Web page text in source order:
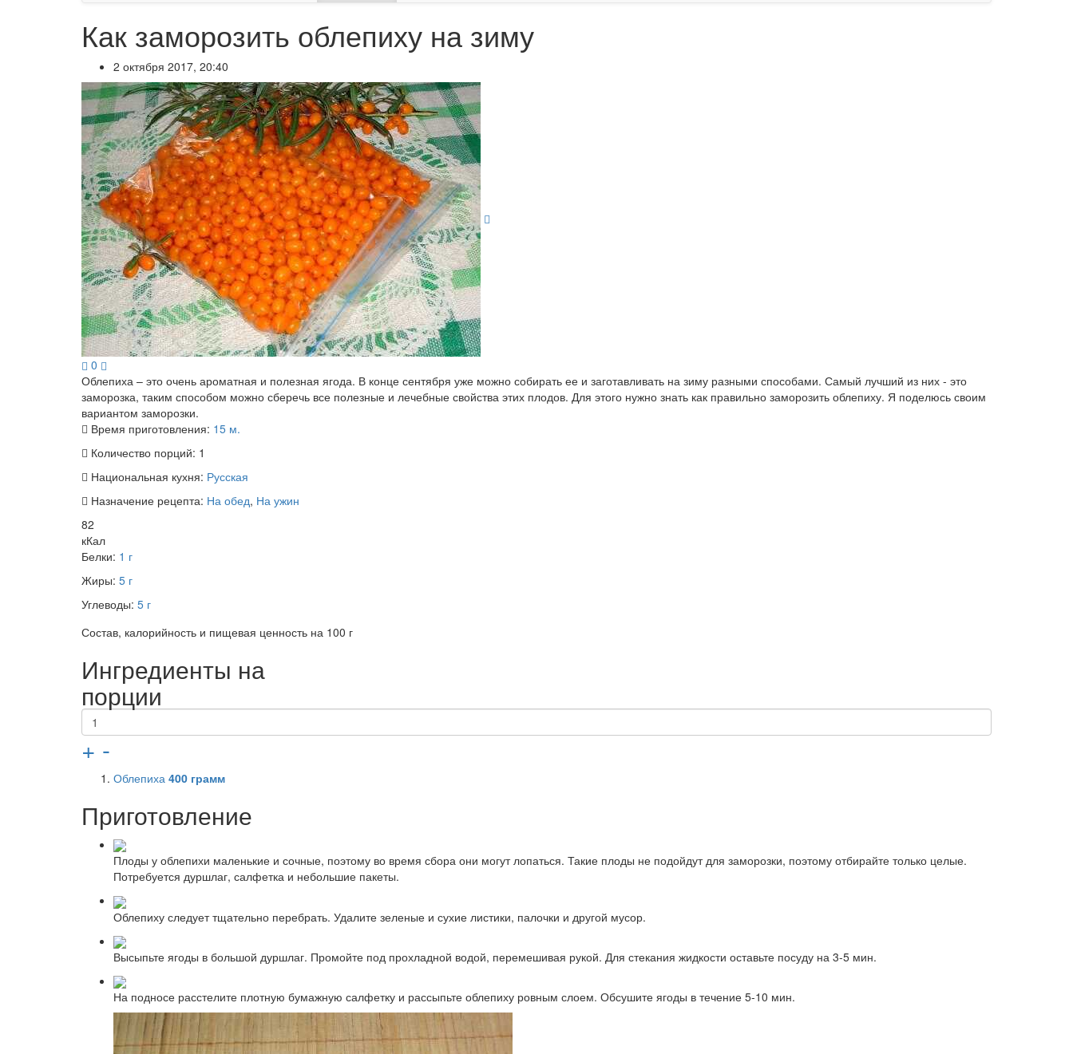
Как заморозить облепиху на зиму
2 октября 2017, 20:40
0
Облепиха – это очень ароматная и полезная ягода. В конце сентября уже можно собирать ее и заготавливать на зиму разными способами. Самый лучший из них - это
заморозка, таким способом можно сберечь все полезные и лечебные свойства этих плодов. Для этого нужно знать как правильно заморозить облепиху. Я поделюсь своим
вариантом заморозки.
Время приготовления: 15 м.
Количество порций: 1
Национальная кухня: Русская
Назначение рецепта: На обед, На ужин
82
кКал
Белки: 1 г
Жиры: 5 г
Углеводы: 5 г
Состав, калорийность и пищевая ценность на 100 г
Ингредиенты на
порции
+ -
Облепиха 400 грамм
Приготовление
Плоды у облепихи маленькие и сочные, поэтому во время сбора они могут лопаться. Такие плоды не подойдут для заморозки, поэтому отбирайте только целые.
Потребуется дуршлаг, салфетка и небольшие пакеты.
Облепиху следует тщательно перебрать. Удалите зеленые и сухие листики, палочки и другой мусор.
Высыпьте ягоды в большой дуршлаг. Промойте под прохладной водой, перемешивая рукой. Для стекания жидкости оставьте посуду на 3-5 мин.
На подносе расстелите плотную бумажную салфетку и рассыпьте облепиху ровным слоем. Обсушите ягоды в течение 5-10 мин.